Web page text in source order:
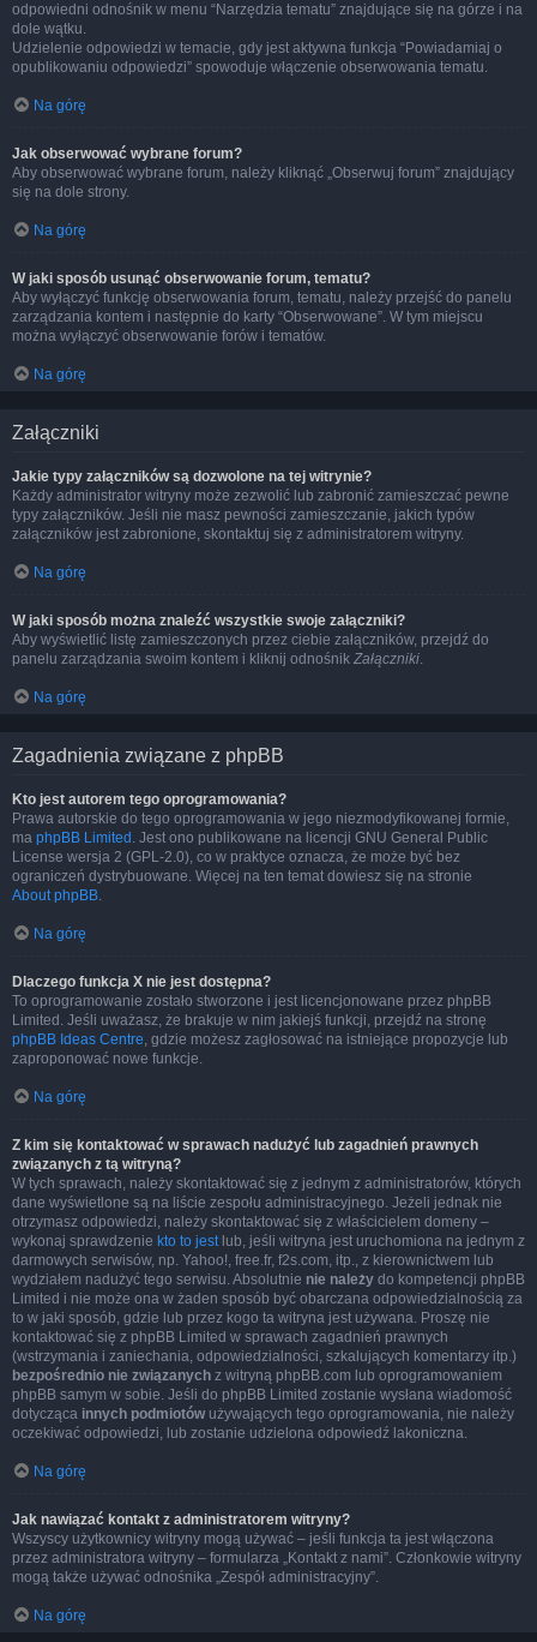
odpowiedni odnośnik w menu “Narzędzia tematu” znajdujące się na górze i na
dole wątku.
Udzielenie odpowiedzi w temacie, gdy jest aktywna funkcja “Powiadamiaj o
opublikowaniu odpowiedzi” spowoduje włączenie obserwowania tematu.
Na górę
Jak obserwować wybrane forum?
Aby obserwować wybrane forum, należy kliknąć „Obserwuj forum” znajdujący
się na dole strony.
Na górę
W jaki sposób usunąć obserwowanie forum, tematu?
Aby wyłączyć funkcję obserwowania forum, tematu, należy przejść do panelu
zarządzania kontem i następnie do karty “Obserwowane”. W tym miejscu
można wyłączyć obserwowanie forów i tematów.
Na górę
Załączniki
Jakie typy załączników są dozwolone na tej witrynie?
Każdy administrator witryny może zezwolić lub zabronić zamieszczać pewne
typy załączników. Jeśli nie masz pewności zamieszczanie, jakich typów
załączników jest zabronione, skontaktuj się z administratorem witryny.
Na górę
W jaki sposób można znaleźć wszystkie swoje załączniki?
Aby wyświetlić listę zamieszczonych przez ciebie załączników, przejdź do
panelu zarządzania swoim kontem i kliknij odnośnik Załączniki.
Na górę
Zagadnienia związane z phpBB
Kto jest autorem tego oprogramowania?
Prawa autorskie do tego oprogramowania w jego niezmodyfikowanej formie,
ma phpBB Limited . Jest ono publikowane na licencji GNU General Public
License wersja 2 (GPL-2.0), co w praktyce oznacza, że może być bez
ograniczeń dystrybuowane. Więcej na ten temat dowiesz się na stronie
About phpBB.
Na górę
Dlaczego funkcja X nie jest dostępna?
To oprogramowanie zostało stworzone i jest licencjonowane przez phpBB
Limited. Jeśli uważasz, że brakuje w nim jakiejś funkcji, przejdź na stronę
phpBB Ideas Centre, gdzie możesz zagłosować na istniejące propozycje lub
zaproponować nowe funkcje.
Na górę
Z kim się kontaktować w sprawach nadużyć lub zagadnień prawnych
związanych z tą witryną?
W tych sprawach, należy skontaktować się z jednym z administratorów, których
dane wyświetlone są na liście zespołu administracyjnego. Jeżeli jednak nie
otrzymasz odpowiedzi, należy skontaktować się z właścicielem domeny –
wykonaj sprawdzenie kto to jestlub, jeśli witryna jest uruchomiona na jednym z
darmowych serwisów, np. Yahoo!, free.fr, f2s.com, itp., z kierownictwem lub
wydziałem nadużyć tego serwisu. Absolutnie nie należy do kompetencji phpBB
Limited i nie może ona w żaden sposób być obarczana odpowiedzialnością za
to w jaki sposób, gdzie lub przez kogo ta witryna jest używana. Proszę nie
kontaktować się z phpBB Limited w sprawach zagadnień prawnych
(wstrzymania i zaniechania, odpowiedzialności, szkalujących komentarzy itp.)
bezpośrednio nie związanych z witryną phpBB.com lub oprogramowaniem
phpBB samym w sobie. Jeśli do phpBB Limited zostanie wysłana wiadomość
dotycząca innych podmiotów używających tego oprogramowania, nie należy
oczekiwać odpowiedzi, lub zostanie udzielona odpowiedź lakoniczna.
Na górę
Jak nawiązać kontakt z administratorem witryny?
Wszyscy użytkownicy witryny mogą używać – jeśli funkcja ta jest włączona
przez administratora witryny – formularza „Kontakt z nami”. Członkowie witryny
mogą także używać odnośnika „Zespół administracyjny”.
Na górę